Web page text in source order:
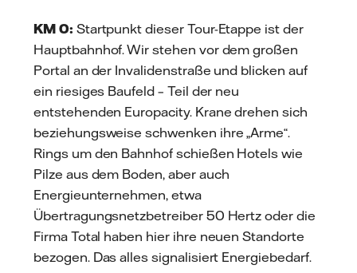
KM 0: Startpunkt dieser Tour-Etappe ist der
Hauptbahnhof. Wir stehen vor dem großen
Portal an der Invalidenstraße und blicken auf
ein riesiges Baufeld – Teil der neu
entstehenden Europacity. Krane drehen sich
beziehungsweise schwenken ihre „Arme“.
Rings um den Bahnhof schießen Hotels wie
Pilze aus dem Boden, aber auch
Energieunternehmen, etwa
Übertragungsnetzbetreiber 50 Hertz oder die
Firma Total haben hier ihre neuen Standorte
bezogen. Das alles signalisiert Energiebedarf.